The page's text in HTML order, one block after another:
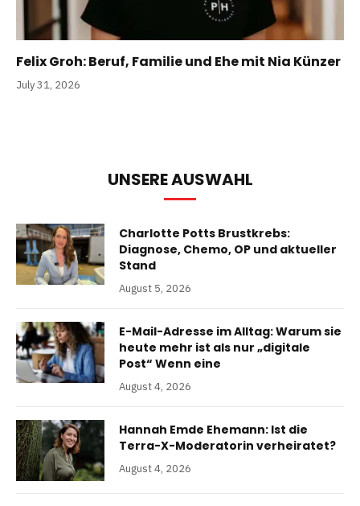
Felix Groh: Beruf, Familie und Ehe mit Nia Künzer
July 31, 2026
UNSERE AUSWAHL
Charlotte Potts Brustkrebs:
Diagnose, Chemo, OP und aktueller
Stand
August 5, 2026
E-Mail-Adresse im Alltag: Warum sie
heute mehr ist als nur „digitale
Post“ Wenn eine
August 4, 2026
Hannah Emde Ehemann: Ist die
Terra-X-Moderatorin verheiratet?
August 4, 2026